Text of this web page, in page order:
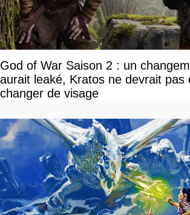
God of War Saison 2 : un
aurait leaké, Kratos ne devrait pas
changer de visage